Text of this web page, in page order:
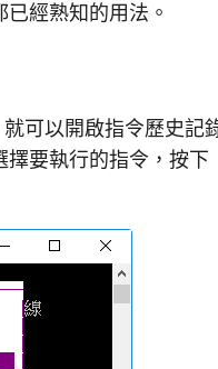
經熟知的用法。
可以開啟指令歷史記
要執行的指令，按下